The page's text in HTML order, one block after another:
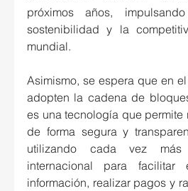
próximos años,
sostenibilidad y la
mundial.
Asimismo, se espera que en
adopten la cadena de
es una tecnología que permite
de forma segura y
utilizando cada vez
internacional para facilitar
información, realizar pagos y